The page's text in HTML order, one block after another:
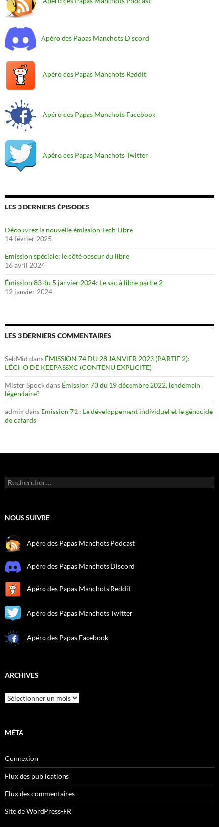
Apéro des Papas Manchots Discord
Apéro des Papas Manchots Reddit
Apéro des Papas Manchots Facebook
Apéro des Papas Manchots Twitter
LES 3 DERNIERS ÉPISODES
Découvrez la nouvelle émission Tech Libre
14 février 2025
Émission spéciale: le côté obscur du libre
16 avril 2024
Émission 83 du 5 janvier 2024: Le sac à libre partie 2
12 janvier 2024
LES 3 DERNIERS COMMENTAIRES
SebMid dans ÉMISSION 74 DU 28 JANVIER 2023 (PARTIE 2):
L’ÉCHO DE KEEPASSXC (CONTENU EXPLICITE)
Mister Spockdans Émission 73 du 19 décembre 2022, lendemain
légendaire?
admin dans Emission 71 : Le développement individuel et le génocide
de cafards
Rechercher :
NOUS SUIVRE
Apéro des Papas Manchots Podcast
Apéro des Papas Manchots Discord
Apéro des Papas Manchots Reddit
Apéro des Papas Manchots Twitter
Apéro des Papas Facebook
ARCHIVES
Archives
MÉTA
Connexion
Flux des publications
Flux des commentaires
Site de WordPress-FR